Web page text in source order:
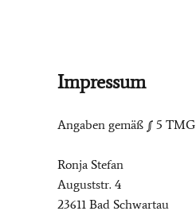
Impressum
Angaben gemäß § 5 TMG
Ronja Stefan
Auguststr. 4
23611 Bad Schwartau